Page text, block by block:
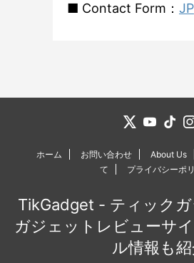
■ Contact Form： JP
ホーム お問い合わせ About Us
て
プライバシーポ
TikGadget - ティック
ガジェットレビューサ
ル情報も